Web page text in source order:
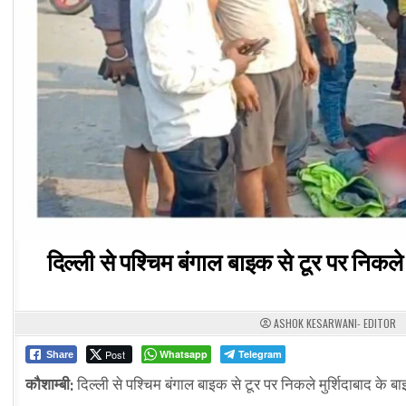
दिल्ली से पश्चिम बंगाल बाइक से टूर पर
ASHOK KESARWANI- EDITOR
Share Post Whatsapp Telegram
कौशाम्बी:दिल्ली से पश्चिम बंगाल बाइक से टूर पर निकले मुर्शिदाबाद के